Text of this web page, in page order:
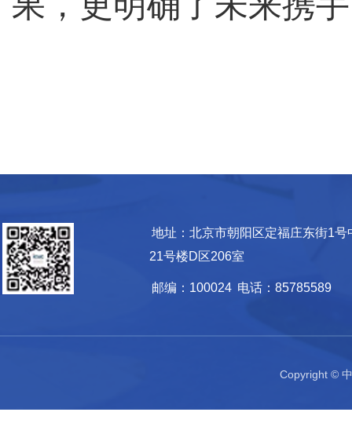
地址：北京市朝阳区定福庄东街1号
21号楼D区206室
邮编：100024 电话：85785589
Copyright ©